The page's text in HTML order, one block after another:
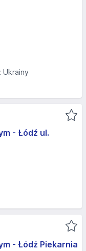
Ukrainy
- Łódź ul.
- Łódź Piekarnia